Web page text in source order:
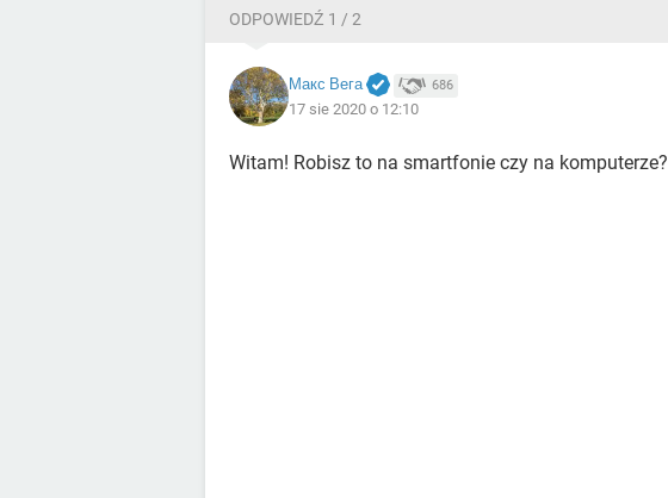
ODPOWIEDŹ 1 / 2
Макс Вега 686
17 sie 2020 o 12:10
Witam! Robisz to na smartfonie czy na komputerze?